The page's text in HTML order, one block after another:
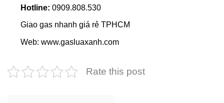
Hotline: 0909.808.530
Giao gas nhanh giá rẻ TPHCM
Web: www.gasluaxanh.com
Rate this post